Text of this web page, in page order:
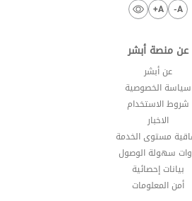
A-
A+
عن منصة أبشر
عن أبشر
سياسة الخصوصية
شروط الاستخدام
الاخبار
مستوى الخدمة
سهولة الوصول
بيانات إحصائية
أمن المعلومات